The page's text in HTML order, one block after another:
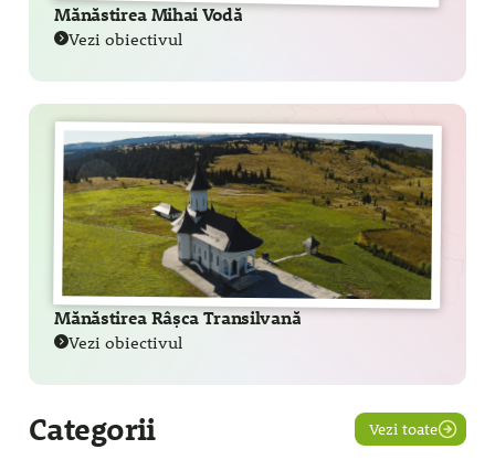
Mănăstirea Mihai Vodă
Vezi obiectivul
Mănăstirea Râșca Transilvană
Vezi obiectivul
Categorii Vezi toate